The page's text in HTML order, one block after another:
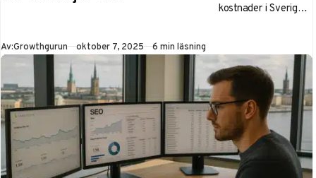
kostnader i Sverige,
Stockholm, Göteborg
och Malmö. Få tips
för att öka din
synlighet på Google
och driva mer
organisk trafik till
ditt företag.
Av:Growthgurun Publicerad
oktober 7, 2025 6 min läsning